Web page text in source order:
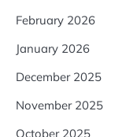
February 2026
January 2026
December 2025
November 2025
October 2025